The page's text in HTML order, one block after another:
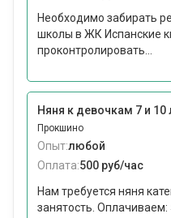
Необходимо забирать
школы в ЖК Испанские
проконтролировать...
Няня к девочкам 7 и 10
Прокшино
Опыт:любой
Оплата:500 руб/час
Нам требуется няня
занятость.